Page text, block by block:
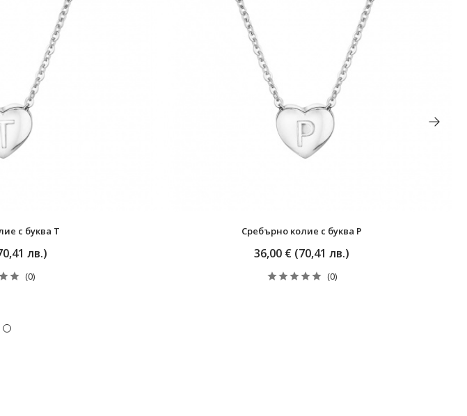
с буква T
лв.)
(0)
Сребърно колие с буква P
36,00 € (70,41 лв.)
(0)